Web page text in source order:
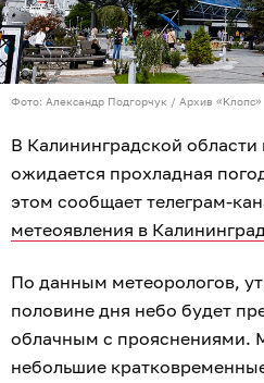
Фото: Александр Подгорчук / Архив «Клопс»
В Калининградской области
ожидается прохладная
этом сообщает телеграм-
метеоявления в
По данным метеорологов,
половине дня небо будет
облачным с прояснениями.
небольшие